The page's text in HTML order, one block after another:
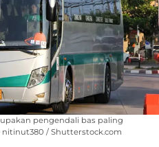
pengendali bas paling
/ Shutterstock.com